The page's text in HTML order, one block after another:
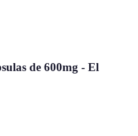
de 600mg - El